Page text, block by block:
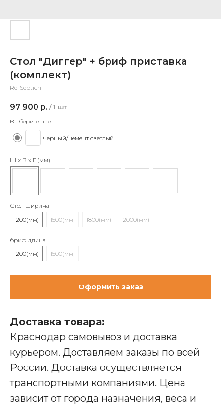
Стол "Диггер" + бриф приставка
(комплект)
Re-Seption
97 900 р. / 1 шт
Выберите цвет:
черный/цемент светлый
Ш х В х Г (мм)
Стол ширина
1200(мм)
1500(мм) 1800(мм) 2000(мм)
бриф длина
1200(мм)
1500(мм)
Оформить заказ
Доставка товара:
Краснодар самовывоз и доставка
курьером. Доставляем заказы по всей
России. Доставка осуществляется
транспортными компаниями. Цена
зависит от города назначения, веса и
Производство мебели для бизнеса